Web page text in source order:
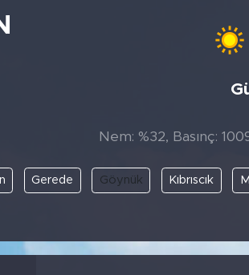
Nem: %32, Basınç:
Gerede Göynük Kıbrıscık